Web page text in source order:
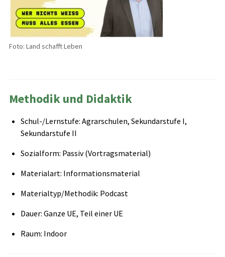
Foto: Land schafft Leben
Methodik und Didaktik
Schul-/Lernstufe: Agrarschulen, Sekundarstufe I,
Sekundarstufe II
Sozialform: Passiv (Vortragsmaterial)
Materialart: Informationsmaterial
Materialtyp/Methodik: Podcast
Dauer: Ganze UE, Teil einer UE
Raum: Indoor